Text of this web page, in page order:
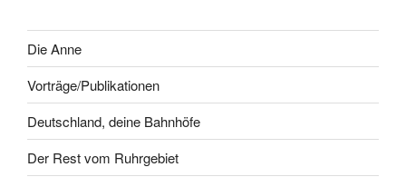
Die Anne
Vorträge/Publikationen
Deutschland, deine Bahnhöfe
Der Rest vom Ruhrgebiet